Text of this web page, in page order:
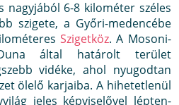
nagyjából 6-8 kilométer széles
szigete, a Győri-medencébe
Szigetköz. A Mosoni-
által határolt terület
vidéke, ahol nyugodtan
ölelő karjaiba. A hihetetlenül
jeles képviselővel lépten-